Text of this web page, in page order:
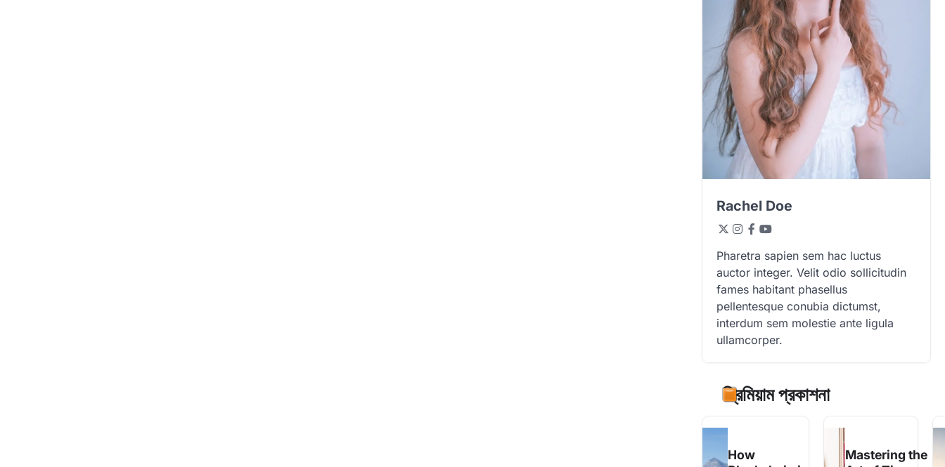
Rachel Doe
Pharetra sapien sem hac luctus
auctor integer. Velit odio sollicitudin
fames habitant phasellus
pellentesque conubia dictumst,
interdum sem molestie ante ligula
ullamcorper.
প্রিমিয়াম প্রকাশনা
How
Mastering the